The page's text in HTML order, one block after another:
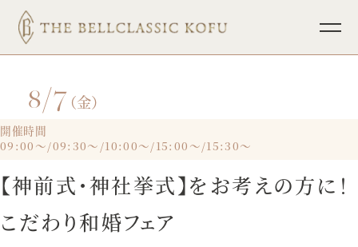
TOP
料理
ドレス
フォトウェディング
8/7 （金）
開催時間
09:00～/09:30～/10:00～/15:00～/15:30～
【神前式・神社挙式】をお考えの方に！
こだわり和婚フェア